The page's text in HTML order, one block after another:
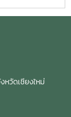
วัดเชียงใหม่